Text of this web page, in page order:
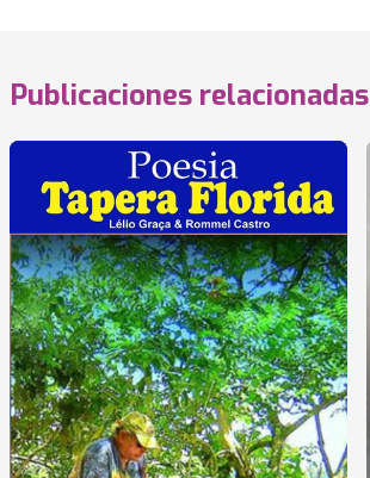
Publicaciones relacionadas